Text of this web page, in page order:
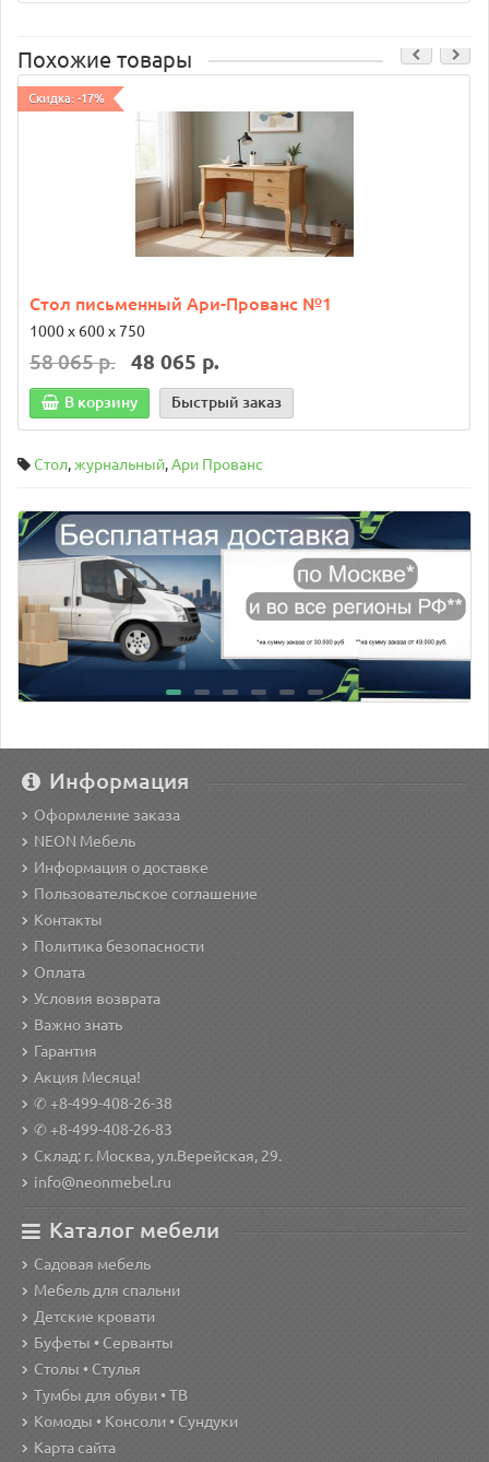
Похожие товары
Скидка: -17%
Стол письменный Ари-Прованс №1
1000 х 600 х 750
58 065 р. 48 065 р.
В корзину Быстрый заказ
Стол, журнальный,Ари Прованс
Информация
Оформление заказа
NEON Мебель
Информация о доставке
Пользовательское соглашение
Контакты
Политика безопасности
Оплата
Условия возврата
Важно знать
Гарантия
Акция Месяца!
✆ +8-499-408-26-38
✆ +8-499-408-26-83
Склад: г. Москва, ул.Верейская, 29.
info@neonmebel.ru
Каталог мебели
Садовая мебель
Мебель для спальни
Детские кровати
Буфеты • Серванты
Столы • Стулья
Тумбы для обуви • ТВ
Комоды • Консоли • Сундуки
Карта сайта